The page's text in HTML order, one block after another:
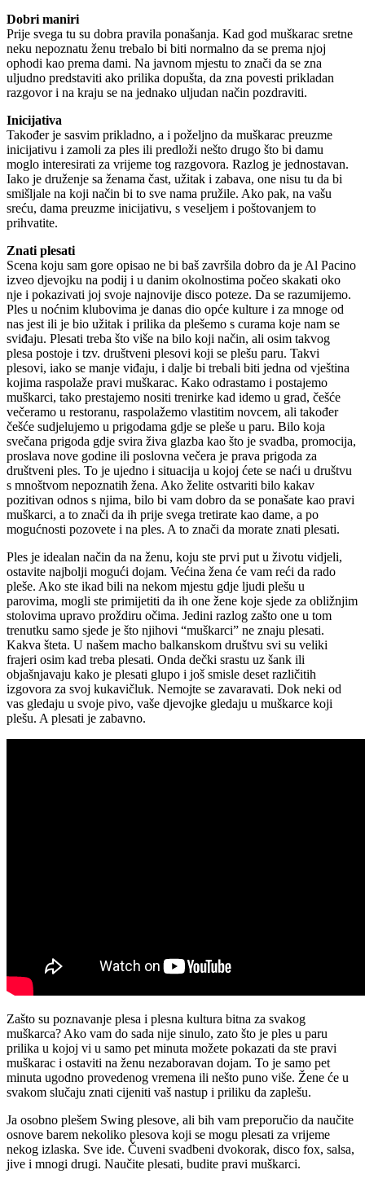
Dobri maniri
Prije svega tu su dobra pravila ponašanja. Kad god muškarac sretne
neku nepoznatu ženu trebalo bi biti normalno da se prema njoj
ophodi kao prema dami. Na javnom mjestu to znači da se zna
uljudno predstaviti ako prilika dopušta, da zna povesti prikladan
razgovor i na kraju se na jednako uljudan način pozdraviti.
Inicijativa
Također je sasvim prikladno, a i poželjno da muškarac preuzme
inicijativu i zamoli za ples ili predloži nešto drugo što bi damu
moglo interesirati za vrijeme tog razgovora. Razlog je jednostavan.
Iako je druženje sa ženama čast, užitak i zabava, one nisu tu da bi
smišljale na koji način bi to sve nama pružile. Ako pak, na vašu
sreću, dama preuzme inicijativu, s veseljem i poštovanjem to
prihvatite.
Znati plesati
Scena koju sam gore opisao ne bi baš završila dobro da je Al Pacino
izveo djevojku na podij i u danim okolnostima počeo skakati oko
nje i pokazivati joj svoje najnovije disco poteze. Da se razumijemo.
Ples u noćnim klubovima je danas dio opće kulture i za mnoge od
nas jest ili je bio užitak i prilika da plešemo s curama koje nam se
sviđaju. Plesati treba što više na bilo koji način, ali osim takvog
plesa postoje i tzv. društveni plesovi koji se plešu paru. Takvi
plesovi, iako se manje viđaju, i dalje bi trebali biti jedna od vještina
kojima raspolaže pravi muškarac. Kako odrastamo i postajemo
muškarci, tako prestajemo nositi trenirke kad idemo u grad, češće
večeramo u restoranu, raspolažemo vlastitim novcem, ali također
češće sudjelujemo u prigodama gdje se pleše u paru. Bilo koja
svečana prigoda gdje svira živa glazba kao što je svadba, promocija,
proslava nove godine ili poslovna večera je prava prigoda za
društveni ples. To je ujedno i situacija u kojoj ćete se naći u društvu
s mnoštvom nepoznatih žena. Ako želite ostvariti bilo kakav
pozitivan odnos s njima, bilo bi vam dobro da se ponašate kao pravi
muškarci, a to znači da ih prije svega tretirate kao dame, a po
mogućnosti pozovete i na ples. A to znači da morate znati plesati.
Ples je idealan način da na ženu, koju ste prvi put u životu vidjeli,
ostavite najbolji mogući dojam. Većina žena će vam reći da rado
pleše. Ako ste ikad bili na nekom mjestu gdje ljudi plešu u
parovima, mogli ste primijetiti da ih one žene koje sjede za obližnjim
stolovima upravo proždiru očima. Jedini razlog zašto one u tom
trenutku samo sjede je što njihovi “muškarci” ne znaju plesati.
Kakva šteta. U našem macho balkanskom društvu svi su veliki
frajeri osim kad treba plesati. Onda dečki srastu uz šank ili
objašnjavaju kako je plesati glupo i još smisle deset različitih
izgovora za svoj kukavičluk. Nemojte se zavaravati. Dok neki od
vas gledaju u svoje pivo, vaše djevojke gledaju u muškarce koji
plešu. A plesati je zabavno.
Zašto su poznavanje plesa i plesna kultura bitna za svakog
muškarca? Ako vam do sada nije sinulo, zato što je ples u paru
prilika u kojoj vi u samo pet minuta možete pokazati da ste pravi
muškarac i ostaviti na ženu nezaboravan dojam. To je samo pet
minuta ugodno provedenog vremena ili nešto puno više. Žene će u
svakom slučaju znati cijeniti vaš nastup i priliku da zaplešu.
Ja osobno plešem Swing plesove, ali bih vam preporučio da naučite
osnove barem nekoliko plesova koji se mogu plesati za vrijeme
nekog izlaska. Sve ide. Čuveni svadbeni dvokorak, disco fox, salsa,
jive i mnogi drugi. Naučite plesati, budite pravi muškarci.